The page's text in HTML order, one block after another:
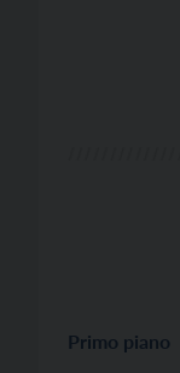
Primo piano